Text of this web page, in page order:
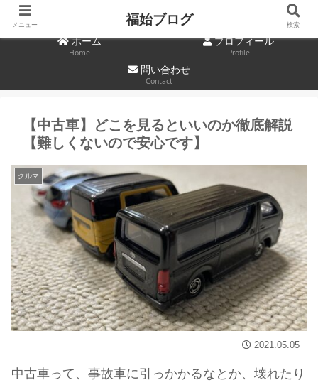
ホーム
Home
プロフィール
Profile
問い合わせ
Contact
【中古車】どこを見るといいのか徹底解説
【難しくないので安心です】
クルマ
2021.05.05
中古車って、事故車に引っかかるなとか、壊れたり
メニュー 福始ブログ 検索